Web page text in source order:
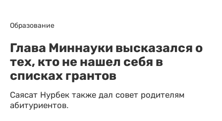
Образование
Глава Миннауки высказался о
тех, кто не нашел себя в
списках грантов
Саясат Нурбек также дал совет родителям
абитуриентов.